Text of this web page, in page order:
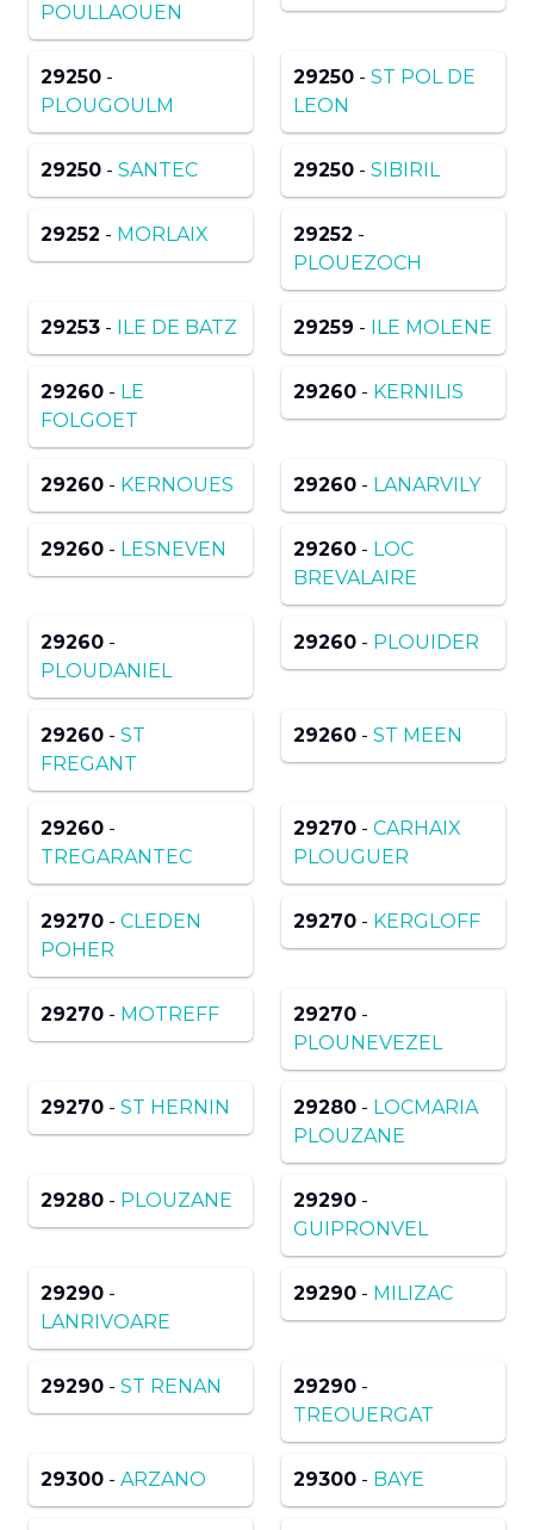
POULLAOUEN
29250 -
PLOUGOULM
29250 - ST POL DE
LEON
29250 - SANTEC 29250 - SIBIRIL
29252 - MORLAIX 29252 -
PLOUEZOCH
29253 - ILE DE BATZ 29259 - ILE MOLENE
29260 - LE
FOLGOET
29260 - KERNILIS
29260 - KERNOUES 29260 - LANARVILY
29260 - LESNEVEN 29260 - LOC
BREVALAIRE
29260 -
PLOUDANIEL
29260 - PLOUIDER
29260 - ST
FREGANT
29260 - ST MEEN
29260 -
TREGARANTEC
29270 - CARHAIX
PLOUGUER
29270 - CLEDEN
POHER
29270 - KERGLOFF
29270 - MOTREFF 29270 -
PLOUNEVEZEL
29270 - ST HERNIN 29280 - LOCMARIA
PLOUZANE
29280 - PLOUZANE 29290 -
GUIPRONVEL
29290 -
LANRIVOARE
29290 - MILIZAC
29290 - ST RENAN 29290 -
TREOUERGAT
29300 - ARZANO 29300 - BAYE